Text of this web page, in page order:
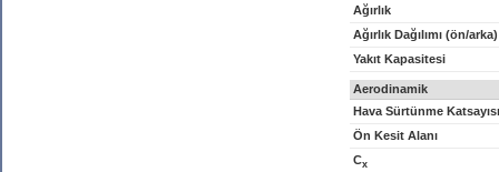
Ağırlık
Ağırlık Dağılımı (ön/arka)
Yakıt Kapasitesi
Aerodinamik
Hava Sürtünme Katsayısı
Ön Kesit Alanı
Cx